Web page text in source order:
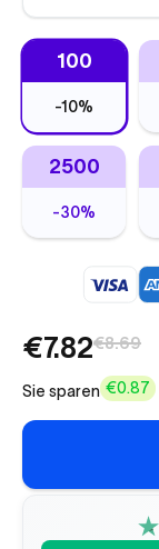
100
-10%
2500
-30%
€7.82€8.69
Sie sparen €0.87